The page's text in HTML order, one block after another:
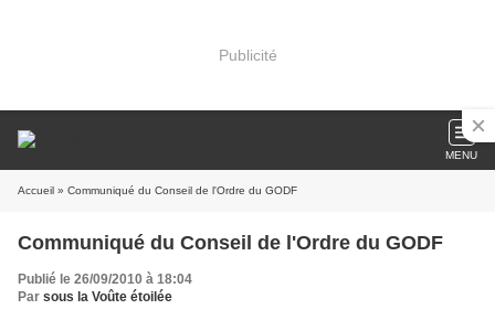
Publicité
MENU
Accueil » Communiqué du Conseil de l'Ordre du GODF
Communiqué du Conseil de l'Ordre du GODF
Publié le 26/09/2010 à 18:04
Par sous la Voûte étoilée